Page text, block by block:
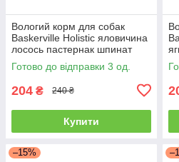
Вологий корм для собак
Baskerville Holistic яловичина
лосось пастернак шпинат
зелень 800 г
Готово до відправки 3 од.
204 ₴ 240 ₴
Купити
–15%